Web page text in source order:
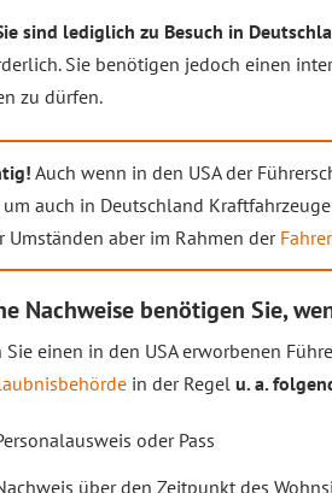
sind lediglich zu Besuch in
Sie benötigen jedoch einen
zu dürfen.
Auch wenn in den USA der
um auch in Deutschland
Umständen aber im Rahmen der
Nachweise benötigen Sie,
Sie einen in den USA erworbenen
in der Regel u. a.
oder Pass
über den Zeitpunkt des